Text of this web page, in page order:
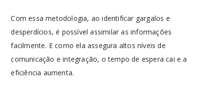
Com essa metodologia, ao identificar gargalos e
desperdícios, é possível assimilar as informações
facilmente. E como ela assegura altos níveis de
comunicação e integração, o tempo de espera cai e a
eficiência aumenta.